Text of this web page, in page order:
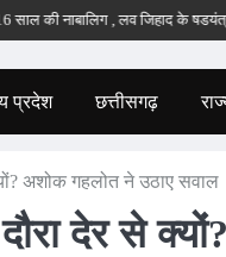
नाबालिग , लव जिहाद के षडयंत्र का
प्रदेश छत्तीसगढ़
अशोक गहलोत ने उठाए सवाल
देर से